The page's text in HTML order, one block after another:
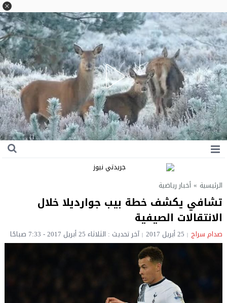
الرئيسية » أخبار رياضية
تشافي يكشف خطة بيب جوارديلا خلال
الانتقالات الصيفية
صدام سراج 25 أبريل 2017 آخر تحديث : الثلاثاء 25 أبريل 2017 - 7:33 صباحًا